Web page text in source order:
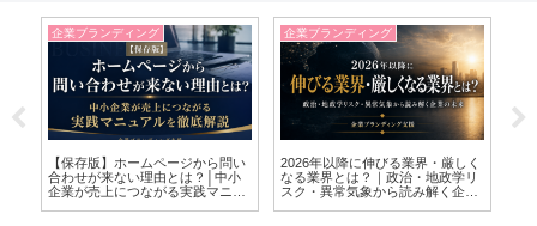
企業ブランディング
【保存版】ホームページから問い
合わせが来ない理由とは？│中小
企業が売上につながる実践マニュ
企業ブランディング
2026年以降に伸びる業界・厳しく
なる業界とは？｜政治・地政学リ
スク・異常気象から読み解く企業